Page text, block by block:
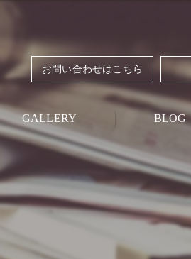
お問い合わせはこちら
GALLERY BLOG
Style Blog
PRIVATE